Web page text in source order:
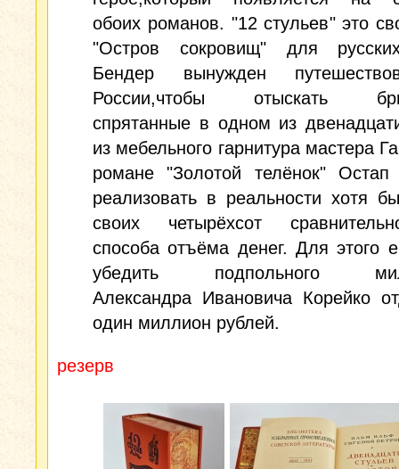
обоих романов. "12 стульев" это
"Остров сокровищ" для
Бендер вынужден
России,чтобы отыскать
спрятанные в одном из
из мебельного гарнитура мастера
романе "Золотой телёнок" Остап
реализовать в реальности хотя
своих четырёхсот
способа отъёма денег. Для этого
убедить подпольного
Александра Ивановича Корейко
один миллион рублей.
резерв